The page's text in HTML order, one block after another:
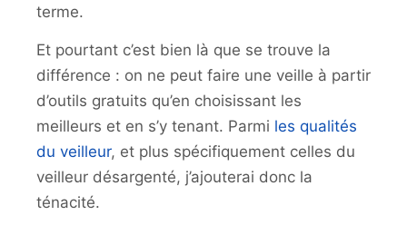
terme.
Et pourtant c’est bien là que se trouve la
différence : on ne peut faire une veille à partir
d’outils gratuits qu’en choisissant les
meilleurs et en s’y tenant. Parmi les qualités
du veilleur, et plus spécifiquement celles du
veilleur désargenté, j’ajouterai donc la
ténacité.